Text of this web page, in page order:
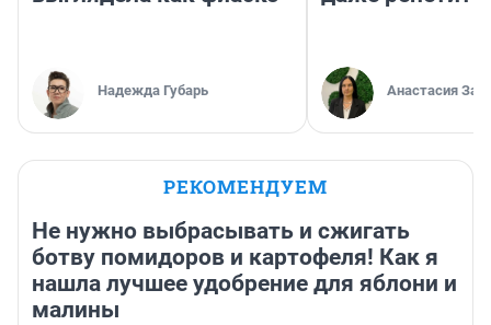
Надежда Губарь Анастасия
РЕКОМЕНДУЕМ
Не нужно выбрасывать и сжигать
ботву помидоров и картофеля! Как я
нашла лучшее удобрение для яблони и
малины